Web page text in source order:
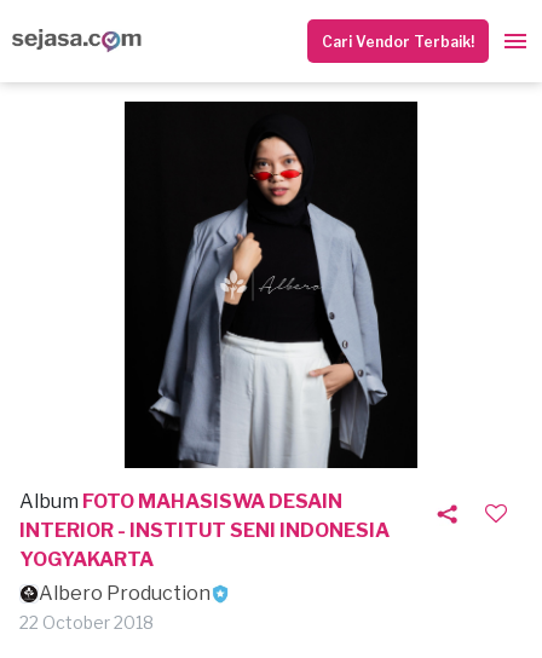
Cari Vendor Terbaik!
Album FOTO MAHASISWA DESAIN
INTERIOR - INSTITUT SENI INDONESIA
YOGYAKARTA
Albero Production
22 October 2018